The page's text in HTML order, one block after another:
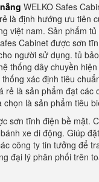
WELKO Safes
là định hướng ưu tiên
việt nam. Sản phẩm
Cabinet được sơn
người sử dụng. tủ
thống dây chuyền
xác định tiêu
rẻ là sản phẩm đạt các
là sản phẩm tiêu
sơn tĩnh điện bề mặt.
xe di động. Giúp
công ty tin tưởng để
đại lý phân phối trên